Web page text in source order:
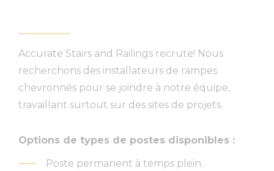
Accurate Stairs and Railings recrute! Nous
recherchons des installateurs de rampes
chevronnés pour se joindre à notre équipe,
travaillant surtout sur des sites de projets.
Options de types de postes disponibles :
Poste permanent à temps plein.